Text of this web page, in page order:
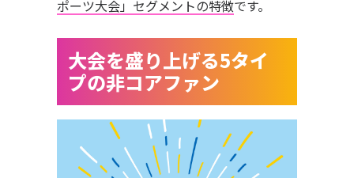
ポーツ大会」セグメントの特徴です。
大会を盛り上げる5タイ
プの非コアファン